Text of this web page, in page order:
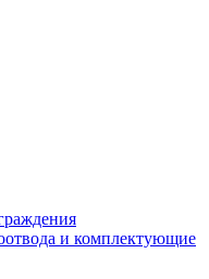
и комплектующие